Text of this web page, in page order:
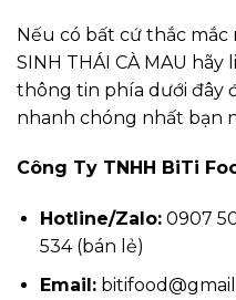
Nếu có bất cứ thắc mắc
SINH THÁI CÀ MAU
thông tin phía dưới đây
nhanh chóng nhất bạn
Công Ty TNHH BiTi
Hotline/Zalo:0907
534 (bán lẻ)
Email: